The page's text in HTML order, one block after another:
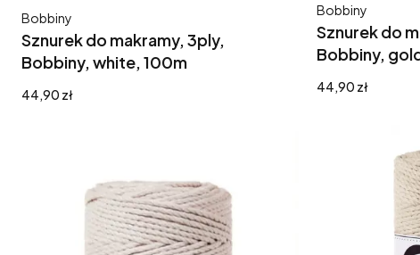
Sznurek do makramy, 3ply,
Bobbiny, white, 100m
Producent
Bobbiny
Cena
44,90 zł
Sznurek do
Bobbiny,
Producent
Bobbiny
Cena
44,90 zł